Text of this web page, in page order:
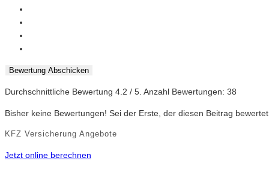
Bewertung Abschicken
Durchschnittliche Bewertung 4.2 / 5. Anzahl Bewertungen: 38
Bisher keine Bewertungen! Sei der Erste, der diesen Beitrag
KFZ Versicherung Angebote
Jetzt online berechnen